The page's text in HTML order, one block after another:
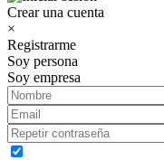
Crear una cuenta
×
Registrarme
Soy persona
Soy empresa